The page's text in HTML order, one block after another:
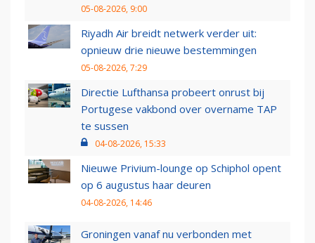
05-08-2026, 9:00
Riyadh Air breidt netwerk verder uit:
opnieuw drie nieuwe bestemmingen
05-08-2026, 7:29
Directie Lufthansa probeert onrust bij
Portugese vakbond over overname TAP
te sussen
04-08-2026, 15:33
Nieuwe Privium-lounge op Schiphol opent
op 6 augustus haar deuren
04-08-2026, 14:46
Groningen vanaf nu verbonden met